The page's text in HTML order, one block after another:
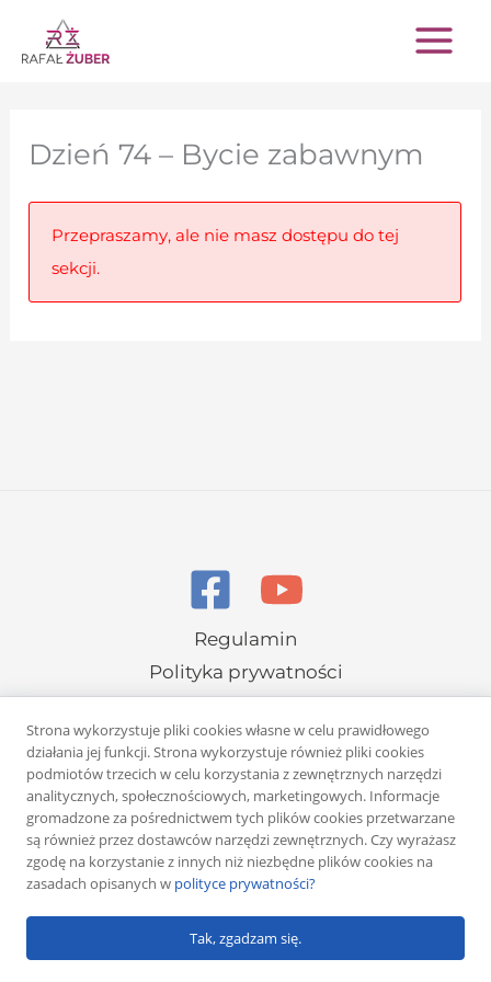
Przejdź
do
Dzień 74 – Bycie zabawnym
Przepraszamy, ale nie masz dostępu do tej
sekcji.
Regulamin
Polityka prywatności
Copyright © 2026 Rafał Żuber
Powered byKlub eMarketera
Strona wykorzystuje pliki cookies własne w celu prawidłowego
działania jej funkcji. Strona wykorzystuje również pliki cookies
podmiotów trzecich w celu korzystania z zewnętrznych narzędzi
analitycznych, społecznościowych, marketingowych. Informacje
gromadzone za pośrednictwem tych plików cookies przetwarzane
są również przez dostawców narzędzi zewnętrznych. Czy wyrażasz
zgodę na korzystanie z innych niż niezbędne plików cookies na
zasadach opisanych w polityce prywatności?
Tak, zgadzam się.